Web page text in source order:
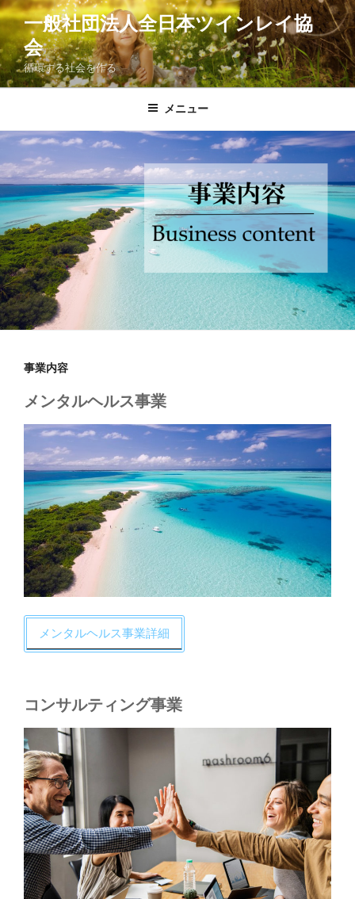
コ
テ
ン
ツ
キ
ッ
プ
一般社団法人全日本ツインレイ協
会
循環する社会を作る
メニュー
事業内容
メンタルヘルス事業
メンタルヘルス事業詳細
コンサルティング事業